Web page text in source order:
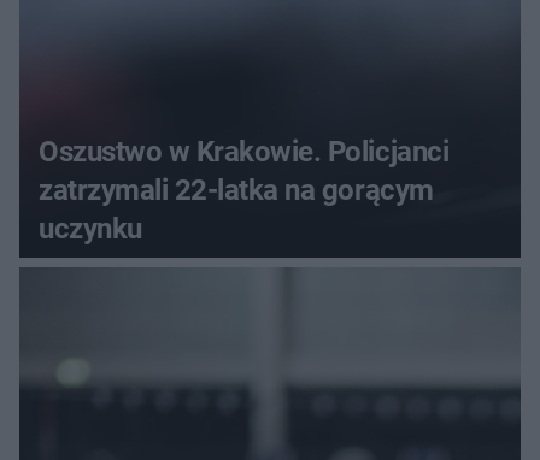
Oszustwo w Krakowie. Policjanci
zatrzymali 22-latka na gorącym
uczynku